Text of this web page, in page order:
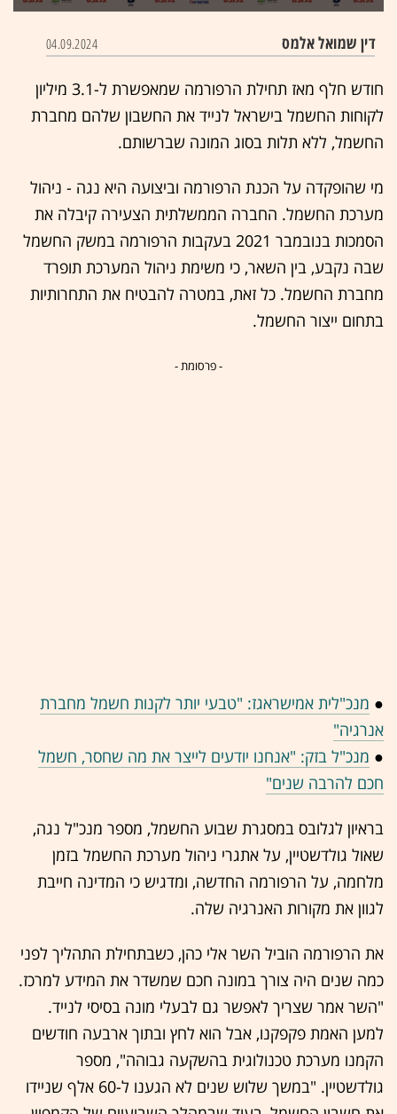
seconds
דין שמואל אלמס 04.09.2024
חודש חלף מאז תחילת הרפורמה שמאפשרת ל-3.1 מיליון
לקוחות החשמל בישראל לנייד את החשבון שלהם מחברת
החשמל, ללא תלות בסוג המונה שברשותם.
מי שהופקדה על הכנת הרפורמה וביצועה היא נגה - ניהול
מערכת החשמל. החברה הממשלתית הצעירה קיבלה את
הסמכות בנובמבר 2021 בעקבות הרפורמה במשק החשמל
שבה נקבע, בין השאר, כי משימת ניהול המערכת תופרד
מחברת החשמל. כל זאת, במטרה להבטיח את התחרותיות
בתחום ייצור החשמל.
- פרסומת -
● מנכ"לית אמישראגז: "טבעי יותר לקנות חשמל מחברת
אנרגיה"
● מנכ"ל בזק: "אנחנו יודעים לייצר את מה שחסר, חשמל
חכם להרבה שנים"
בראיון לגלובס במסגרת שבוע החשמל, מספר מנכ"ל נגה,
שאול גולדשטיין, על אתגרי ניהול מערכת החשמל בזמן
מלחמה, על הרפורמה החדשה, ומדגיש כי המדינה חייבת
לגוון את מקורות האנרגיה שלה.
את הרפורמה הוביל השר אלי כהן, כשבתחילת התהליך לפני
כמה שנים היה צורך במונה חכם שמשדר את המידע למרכז.
"השר אמר שצריך לאפשר גם לבעלי מונה בסיסי לנייד.
למען האמת פקפקנו, אבל הוא לחץ ובתוך ארבעה חודשים
הקמנו מערכת טכנולוגית בהשקעה גבוהה", מספר
גולדשטיין. "במשך שלוש שנים לא הגענו ל-60 אלף שניידו